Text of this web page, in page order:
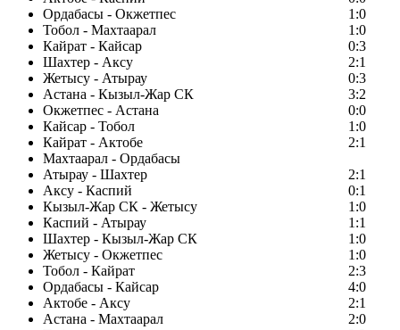
Ордабасы - Окжетпес
1:0
Тобол - Махтаарал
1:0
Кайрат - Кайсар
0:3
Шахтер - Аксу
2:1
Жетысу - Атырау
0:3
Астана - Кызыл-Жар СК
3:2
Окжетпес - Астана
0:0
Кайсар - Тобол
1:0
Кайрат - Актобе
2:1
Махтаарал - Ордабасы
Атырау - Шахтер
2:1
Аксу - Каспий
0:1
Кызыл-Жар СК - Жетысу
1:0
Каспий - Атырау
1:1
Шахтер - Кызыл-Жар СК
1:0
Жетысу - Окжетпес
1:0
Тобол - Кайрат
2:3
Ордабасы - Кайсар
4:0
Актобе - Аксу
2:1
Астана - Махтаарал
2:0